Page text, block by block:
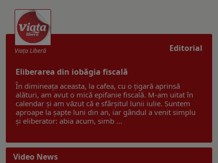
Editorial
Viaţa Liberă
Eliberarea din iobăgia fiscală
În dimineața aceasta, la cafea, cu o țigară aprinsă
alături, am avut o mică epifanie fiscală. M-am uitat în
calendar și am văzut că e sfârșitul lunii iulie. Suntem
aproape la șapte luni din an, iar gândul a venit simplu
și eliberator: abia acum, simb ...
Video News